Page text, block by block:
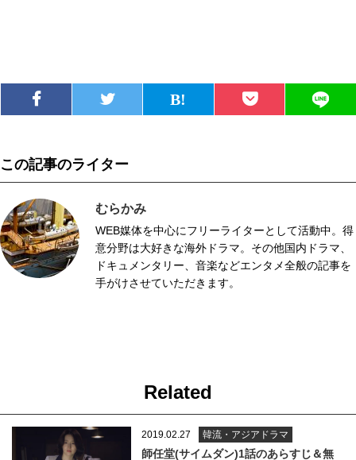
この記事のライター
むらかみ
WEB媒体を中心にフリーライターとして活動中。得
意分野は大好きな海外ドラマ。その他国内ドラマ、
ドキュメンタリー、音楽などエンタメ全般の記事を
手がけさせていただきます。
Related
2019.02.27 韓流・アジアドラマ
師任堂(サイムダン)1話のあらすじ＆無